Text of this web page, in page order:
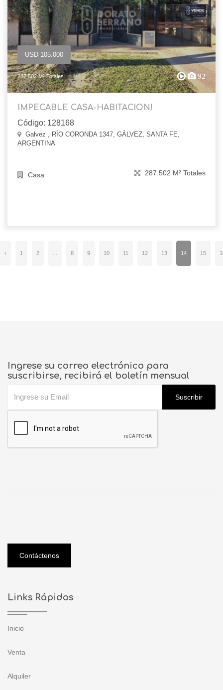
USD 105.000
287.502 M² Totales 92
IMPECABLE CASA-HABITACION!
Código: 128168
Galvez , RÍO CORONDA 1347, GÁLVEZ, SANTA FE,
ARGENTINA
Casa 287.502 M² Totales
‹ 1 2 8 9 10 11 12 13 14 15
Ingrese su correo electrónico para
suscribirse, recibirá el boletín mensual
Suscribir
Contáctenos
Links Rápidos
Inicio
Venta
Alquiler